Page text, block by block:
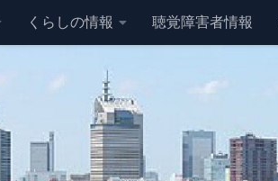
くらしの情報 聴覚障害者情報